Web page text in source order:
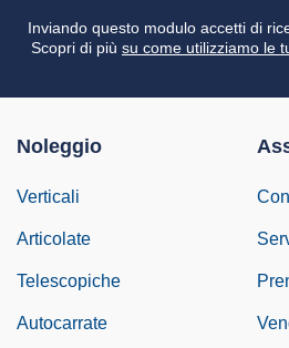
Inviando questo modulo accetti di
Scopri di più su come utilizziamo le
Noleggio
Verticali
Articolate
Telescopiche
Autocarrate